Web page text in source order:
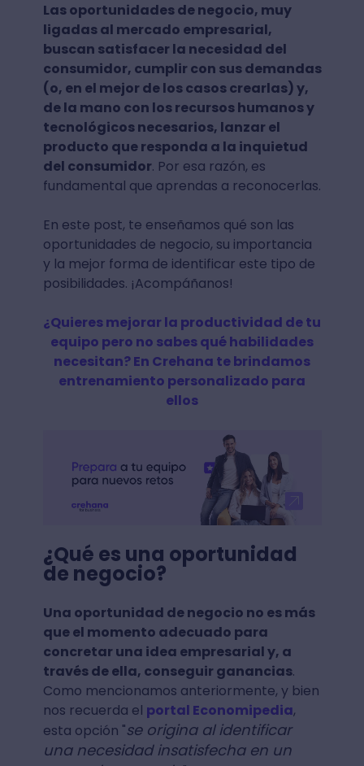
Las oportunidades de negocio, muy
ligadas al mercado empresarial,
buscan satisfacer la necesidad del
consumidor, cumplir con sus demandas
(o, en el mejor de los casos crearlas) y,
de la mano con los recursos humanos y
tecnológicos necesarios, lanzar el
producto que responda a la inquietud
del consumidor. Por esa razón, es
fundamental que aprendas a reconocerlas.
En este post, te enseñamos qué son las
oportunidades de negocio, su importancia
y la mejor forma de identificar este tipo de
posibilidades. ¡Acompáñanos!
¿Quieres mejorar la productividad de tu
equipo pero no sabes qué habilidades
necesitan? En Crehana te brindamos
entrenamiento personalizado para
ellos
¿Qué es una oportunidad
de negocio?
Una oportunidad de negocio no es más
que el momento adecuado para
concretar una idea empresarial y, a
través de ella, conseguir ganancias.
Como mencionamos anteriormente, y bien
nos recuerda el portal Economipedia,
esta opción "se origina al identificar
una necesidad insatisfecha en un